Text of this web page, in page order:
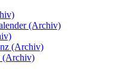
(Archiv)
(Archiv)
(Archiv)